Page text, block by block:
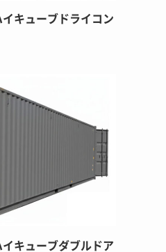
イキューブドライコン
イキューブダブルドア